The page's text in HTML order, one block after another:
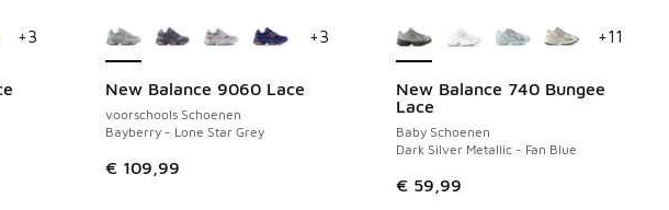
+3
New Balance 9060 Lace
voorschools Schoenen
Bayberry - Lone Star Grey
€ 109,99
NIEUW
+3
New Balance 740 Bungee
Lace
Baby Schoenen
Dark Silver Metallic - Fan Blue
€ 59,99
NIEUW
+11